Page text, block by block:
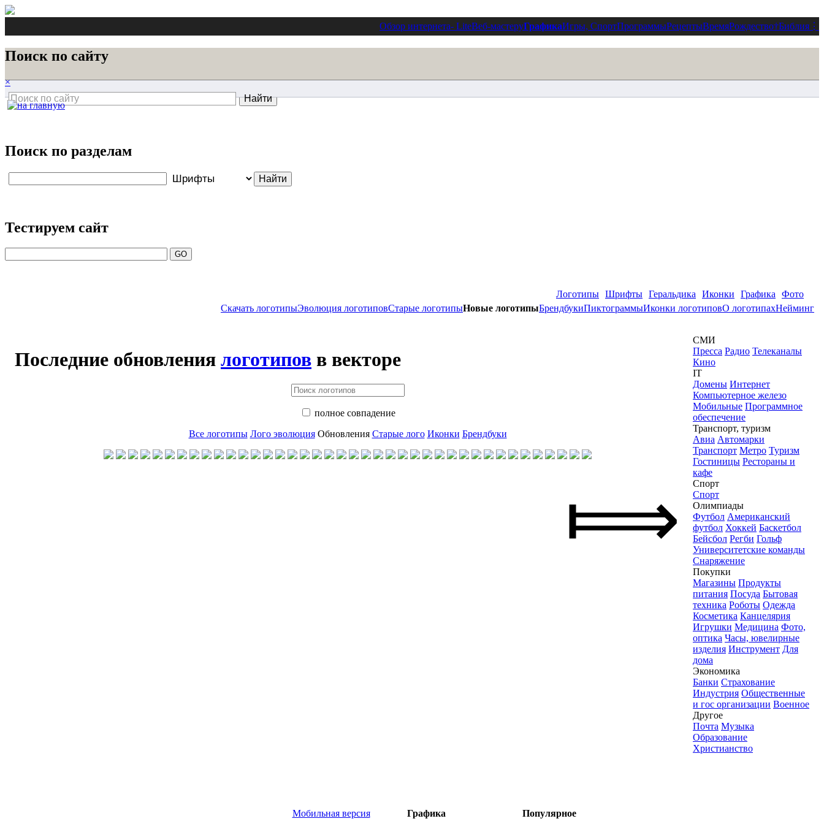
Обзор интернета- LiteВеб-мастеруГрафикаИгры, СпортПрограммыРецептыВремяРождество†Библия ⋮
Поиск по сайту
×
Поиск по разделам
Тестируем сайт
Логотипы Шрифты Геральдика Иконки Графика Фото
Скачать логотипыЭволюция логотиповСтарые логотипыНовые логотипыБрендбукиПиктограммыИконки логотиповО логотипахНейминг
Последние обновления логотипов в векторе
полное совпадение
Все логотипы Лого эволюция Обновления Старые лого Иконки Брендбуки
⟾
СМИ
Пресса Радио Телеканалы
Кино
IT
Домены Интернет
Компьютерное железо
Мобильные Программное
обеспечение
Транспорт, туризм
Авиа Автомарки
Транспорт Метро Туризм
Гостиницы Рестораны и
кафе
Спорт
Спорт
Олимпиады
Футбол Американский
футбол Хоккей Баскетбол
Бейсбол Регби Гольф
Университетские команды
Снаряжение
Покупки
Магазины Продукты
питания Посуда Бытовая
техника Роботы Одежда
Косметика Канцелярия
Игрушки Медицина Фото,
оптика Часы, ювелирные
изделия Инструмент Для
дома
Экономика
Банки Страхование
Индустрия Общественные
и гос организации Военное
Другое
Почта Музыка
Образование
Христианство
Мобильная версия Графика Популярное